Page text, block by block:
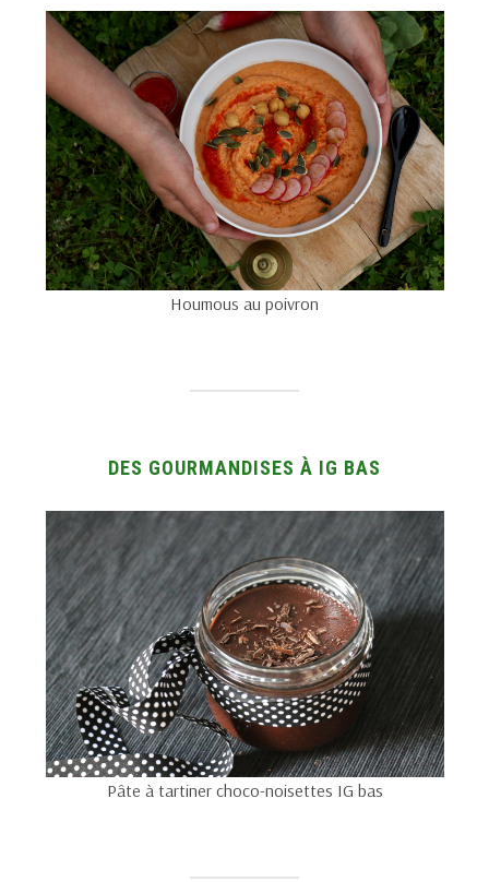
Houmous au poivron
DES GOURMANDISES À IG BAS
Pâte à tartiner choco-noisettes IG bas